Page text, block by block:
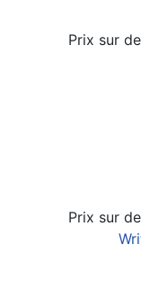
Prix sur
Prix sur